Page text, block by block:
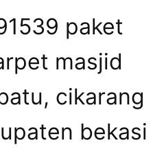
paket
masjid
cikarang
bekasi